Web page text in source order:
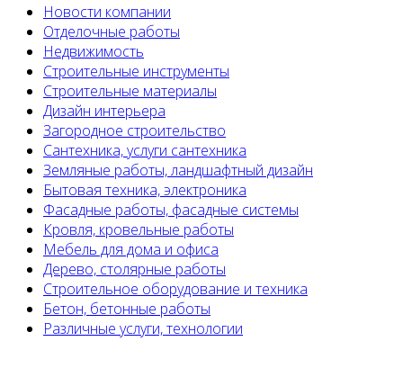
Новости компании
Отделочные работы
Недвижимость
Строительные инструменты
Строительные материалы
Дизайн интерьера
Загородное строительство
Сантехника, услуги сантехника
Земляные работы, ландшафтный дизайн
Бытовая техника, электроника
Фасадные работы, фасадные системы
Кровля, кровельные работы
Мебель для дома и офиса
Дерево, столярные работы
Строительное оборудование и техника
Бетон, бетонные работы
Различные услуги, технологии